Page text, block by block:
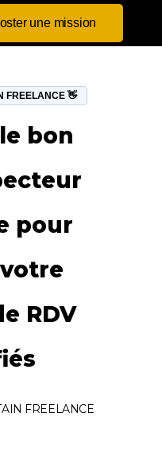
une mission
FREELANCE 👋
bon
pour
RDV
FREELANCE